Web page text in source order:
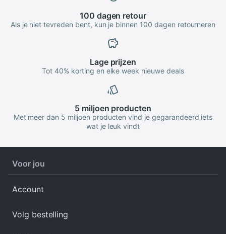
100 dagen retour
Als je niet tevreden bent, kun je binnen 100 dagen retourneren
Lageprijzen
Tot 40% korting en elke week nieuwe deals
5 miljoen producten
Met meer dan 5 miljoen producten vind je gegarandeerd iets
wat je leuk vindt
Voor jou
Account
Volg bestelling